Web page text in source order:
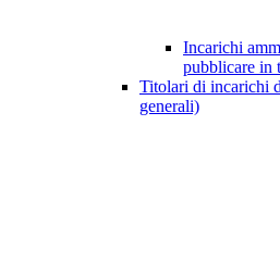
Incarichi
pubblicare in
Titolari di incarichi
generali)